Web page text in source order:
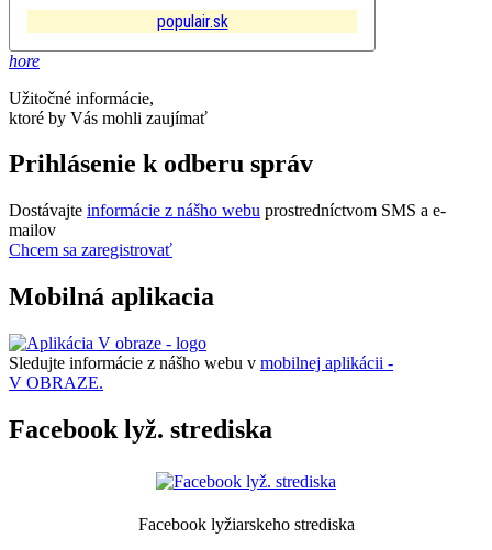
populair.sk
hore
Užitočné informácie,
ktoré by Vás mohli zaujímať
Prihlásenie k odberu správ
Dostávajte informácie z nášho webu prostredníctvom SMS a e-
mailov
Chcem sa zaregistrovať
Mobilná aplikacia
Sledujte informácie z nášho webu v mobilnej aplikácii -
V OBRAZE.
Facebook lyž. strediska
Facebook lyžiarskeho strediska